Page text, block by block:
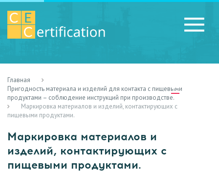
RU
Главная
Пригодность материала и изделий для контакта с пищевыми
продуктами – соблюдение инструкций при производстве.
Маркировка материалов и изделий, контактирующих с
пищевыми продуктами.
Маркировка материалов и
изделий, контактирующих с
пищевыми продуктами.